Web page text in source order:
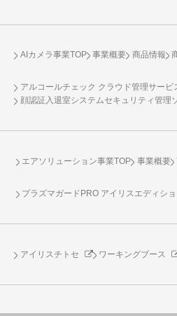
AIカメラ事業TOP 事業概要 商品情報
アルコールチェック クラウド管理サービ
顔認証入退室システムセキュリティ管理
エアソリューション事業TOP 事業概要
プラズマガードPRO アイリスエディシ
アイリスチトセ ワーキングブース